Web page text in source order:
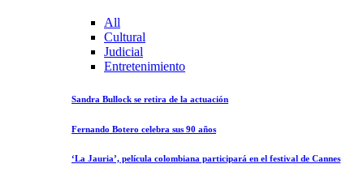
All
Cultural
Judicial
Entretenimiento
Sandra Bullock se retira de la actuación
Fernando Botero celebra sus 90 años
‘La Jauria’, película colombiana participará en el festival de Cannes